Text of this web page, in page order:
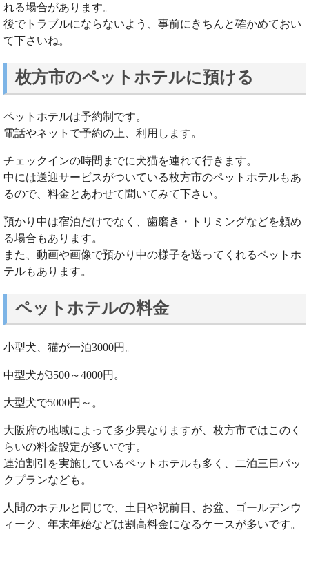
れる場合があります。
後でトラブルにならないよう、事前にきちんと確かめておい
て下さいね。
枚方市のペットホテルに預ける
ペットホテルは予約制です。
電話やネットで予約の上、利用します。
チェックインの時間までに犬猫を連れて行きます。
中には送迎サービスがついている枚方市のペットホテルもあ
るので、料金とあわせて聞いてみて下さい。
預かり中は宿泊だけでなく、歯磨き・トリミングなどを頼め
る場合もあります。
また、動画や画像で預かり中の様子を送ってくれるペットホ
テルもあります。
ペットホテルの料金
小型犬、猫が一泊3000円。
中型犬が3500～4000円。
大型犬で5000円～。
大阪府の地域によって多少異なりますが、枚方市ではこのく
らいの料金設定が多いです。
連泊割引を実施しているペットホテルも多く、二泊三日パッ
クプランなども。
人間のホテルと同じで、土日や祝前日、お盆、ゴールデンウ
ィーク、年末年始などは割高料金になるケースが多いです。